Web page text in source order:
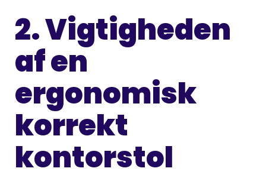
2. Vigtigheden
af en
ergonomisk
korrekt
kontorstol